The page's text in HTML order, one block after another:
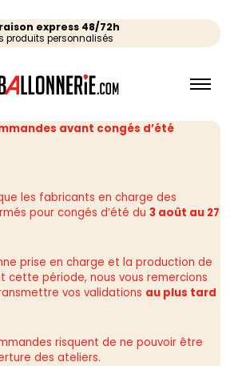
express 48/72h
produits personnalisés
avant congés d’été
les fabricants en charge des
pour congés d’été du 3 août au 27
prise en charge et la production de
cette période, nous vous remercions
vos validations au plus tard
risquent de ne pouvoir être
des ateliers.